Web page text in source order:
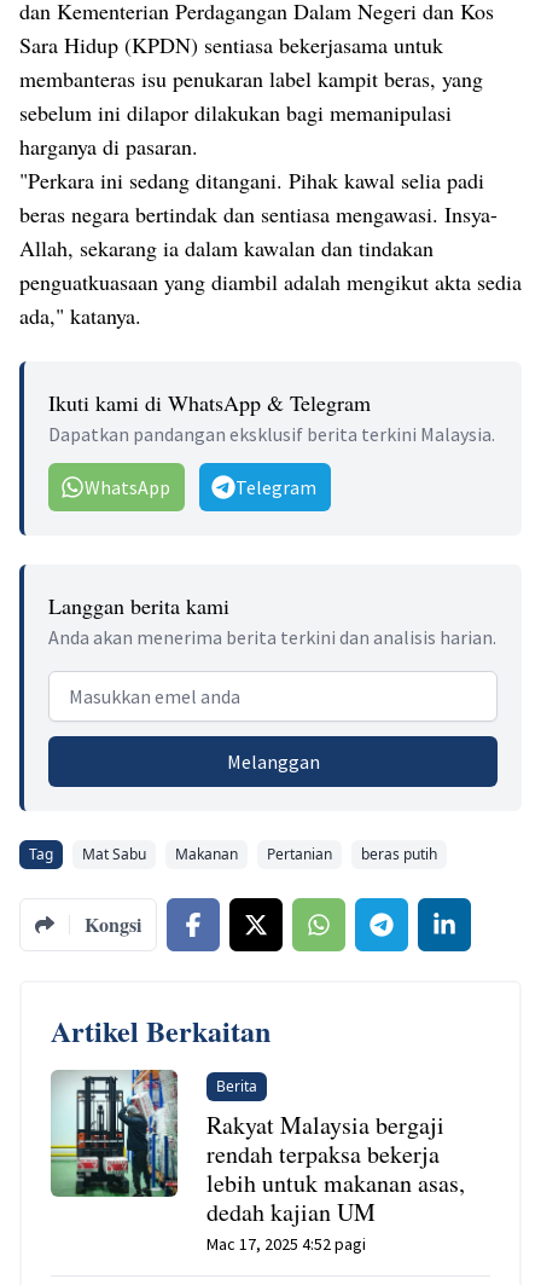
dan Kementerian Perdagangan Dalam Negeri dan Kos
Sara Hidup (KPDN) sentiasa bekerjasama untuk
membanteras isu penukaran label kampit beras, yang
sebelum ini dilapor dilakukan bagi memanipulasi
harganya di pasaran.
"Perkara ini sedang ditangani. Pihak kawal selia padi
beras negara bertindak dan sentiasa mengawasi. Insya-
Allah, sekarang ia dalam kawalan dan tindakan
penguatkuasaan yang diambil adalah mengikut akta sedia
ada," katanya.
Ikuti kami di WhatsApp & Telegram
Dapatkan pandangan eksklusif berita terkini Malaysia.
WhatsApp Telegram
Langgan berita kami
Anda akan menerima berita terkini dan analisis harian.
Email address
Melanggan
Tag Mat Sabu Makanan Pertanian beras putih
Kongsi
Artikel Berkaitan
Berita
Rakyat Malaysia bergaji
rendah terpaksa bekerja
lebih untuk makanan asas,
dedah kajian UM
Mac 17, 2025 4:52 pagi